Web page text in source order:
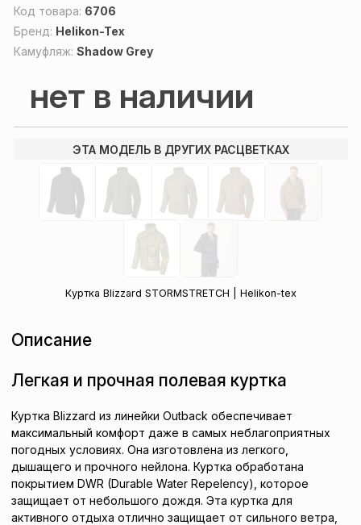
Код товара: 6706
Бренд: Helikon-Tex
Камуфляж: Shadow Grey
нет в наличии
ЭТА МОДЕЛЬ В ДРУГИХ РАСЦВЕТКАХ
Куртка Blizzard STORMSTRETCH | Helikon-tex
Описание
Легкая и прочная полевая куртка
Куртка Blizzard из линейки Outback обеспечивает
максимальный комфорт даже в самых неблагоприятных
погодных условиях. Она изготовлена ​​из легкого,
дышащего и прочного нейлона. Куртка обработана
покрытием DWR (Durable Water Repelency), которое
защищает от небольшого дождя. Эта куртка для
активного отдыха отлично защищает от сильного ветра,